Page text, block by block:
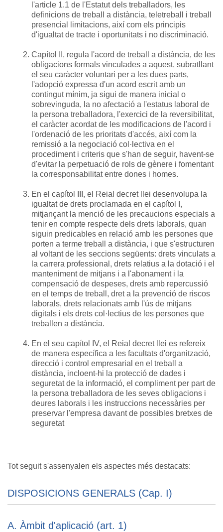
l'article 1.1 de l'Estatut dels treballadors, les
definicions de treball a distància, teletreball i treball
presencial limitacions, així com els principis
d'igualtat de tracte i oportunitats i no discriminació.
Capítol II, regula l'acord de treball a distància, de les
obligacions formals vinculades a aquest, subratllant
el seu caràcter voluntari per a les dues parts,
l'adopció expressa d'un acord escrit amb un
contingut mínim, ja sigui de manera inicial o
sobrevinguda, la no afectació a l'estatus laboral de
la persona treballadora, l'exercici de la reversibilitat,
el caràcter acordat de les modificacions de l'acord i
l'ordenació de les prioritats d'accés, així com la
remissió a la negociació col·lectiva en el
procediment i criteris que s'han de seguir, havent-se
d'evitar la perpetuació de rols de gènere i fomentant
la corresponsabilitat entre dones i homes.
En el capítol III, el Reial decret llei desenvolupa la
igualtat de drets proclamada en el capítol I,
mitjançant la menció de les precaucions especials a
tenir en compte respecte dels drets laborals, quan
siguin predicables en relació amb les persones que
porten a terme treball a distància, i que s'estructuren
al voltant de les seccions següents: drets vinculats a
la carrera professional, drets relatius a la dotació i el
manteniment de mitjans i a l'abonament i la
compensació de despeses, drets amb repercussió
en el temps de treball, dret a la prevenció de riscos
laborals, drets relacionats amb l'ús de mitjans
digitals i els drets col·lectius de les persones que
treballen a distància.
En el seu capítol IV, el Reial decret llei es refereix
de manera específica a les facultats d'organització,
direcció i control empresarial en el treball a
distància, incloent-hi la protecció de dades i
seguretat de la informació, el compliment per part de
la persona treballadora de les seves obligacions i
deures laborals i les instruccions necessàries per
preservar l'empresa davant de possibles bretxes de
seguretat
Tot seguit s'assenyalen els aspectes més destacats:
DISPOSICIONS GENERALS (Cap. I)
A. Àmbit d'aplicació (art. 1)